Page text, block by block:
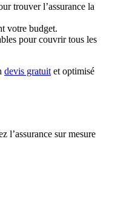
trouver l’assurance la
votre budget.
pour couvrir tous les
devis gratuit et optimisé
l’assurance sur mesure